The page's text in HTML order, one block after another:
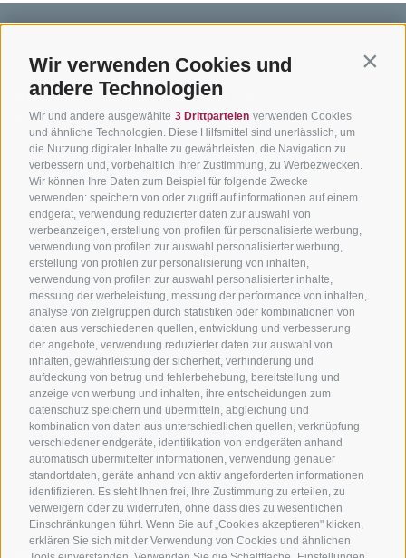
Wir verwenden Cookies und
andere Technologien
Wir und andere ausgewählte 3 Drittparteien verwenden Cookies
und ähnliche Technologien. Diese Hilfsmittel sind unerlässlich, um
die Nutzung digitaler Inhalte zu gewährleisten, die Navigation zu
verbessern und, vorbehaltlich Ihrer Zustimmung, zu Werbezwecken.
Wir können Ihre Daten zum Beispiel für folgende Zwecke
verwenden: speichern von oder zugriff auf informationen auf einem
endgerät, verwendung reduzierter daten zur auswahl von
werbeanzeigen, erstellung von profilen für personalisierte werbung,
verwendung von profilen zur auswahl personalisierter werbung,
erstellung von profilen zur personalisierung von inhalten,
verwendung von profilen zur auswahl personalisierter inhalte,
messung der werbeleistung, messung der performance von inhalten,
analyse von zielgruppen durch statistiken oder kombinationen von
daten aus verschiedenen quellen, entwicklung und verbesserung
der angebote, verwendung reduzierter daten zur auswahl von
inhalten, gewährleistung der sicherheit, verhinderung und
aufdeckung von betrug und fehlerbehebung, bereitstellung und
anzeige von werbung und inhalten, ihre entscheidungen zum
datenschutz speichern und übermitteln, abgleichung und
kombination von daten aus unterschiedlichen quellen, verknüpfung
verschiedener endgeräte, identifikation von endgeräten anhand
automatisch übermittelter informationen, verwendung genauer
standortdaten, geräte anhand von aktiv angeforderten informationen
identifizieren. Es steht Ihnen frei, Ihre Zustimmung zu erteilen, zu
verweigern oder zu widerrufen, ohne dass dies zu wesentlichen
Einschränkungen führt. Wenn Sie auf „Cookies akzeptieren" klicken,
erklären Sie sich mit der Verwendung von Cookies und ähnlichen
BIKEHOTELS
SÜDTIROL
Hotels & Pakete
Urlaubspakete
Unsere Gutscheine
Hot Deals
Bike & Work
BIKEN IN
SÜDTIROL
Mountainbiken in
Südtirol
Rennradfahren in
Südtirol
Radwege in Südtirol
Bikeshops & Verleihe
Bike-Schulen
Tourenzentrale
Kontakt
Anreise
Zum
info@bikehotels.it
MELDE DICH ZU UNSEREM NEWSLETTER AN!